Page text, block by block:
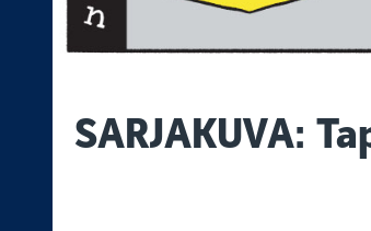
SARJAKUVA: